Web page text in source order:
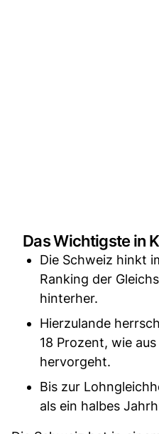
Das Wichtigste in
Die Schweiz hinkt
Ranking der
hinterher.
Hierzulande
18 Prozent, wie
hervorgeht.
Bis zur
als ein halbes